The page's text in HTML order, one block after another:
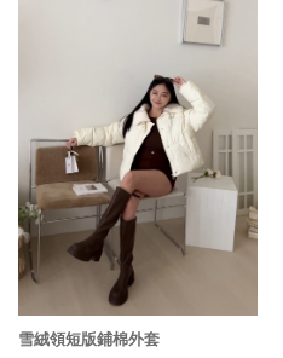
雪絨領短版鋪棉外套